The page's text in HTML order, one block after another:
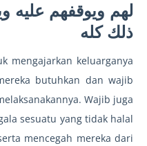
لهم ويوقفهم عليه
ذلك كله
mengajarkan keluarganya
butuhkan dan wajib
Wajib juga
sesuatu yang tidak halal
mencegah mereka dari